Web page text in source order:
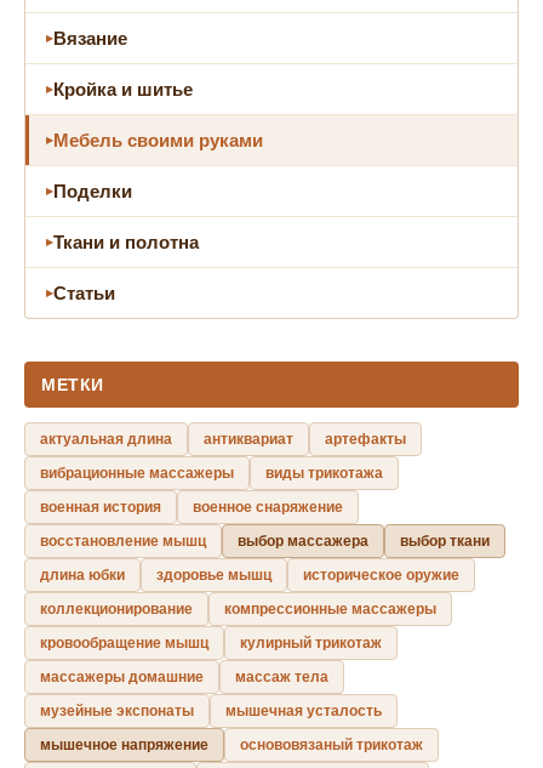
Вязание
Кройка и шитье
Мебель своими руками
Поделки
Ткани и полотна
Статьи
МЕТКИ
актуальная длина антиквариат
артефакты
вибрационные массажеры
виды трикотажа
военная история
военное снаряжение
восстановление мышц
выбор массажера
выбор ткани
длина юбки
здоровье мышц
историческое оружие
коллекционирование
компрессионные массажеры
кровообращение мышц
кулирный трикотаж
массажеры домашние
массаж тела
музейные экспонаты
мышечная усталость
мышечное напряжение
основовязаный трикотаж